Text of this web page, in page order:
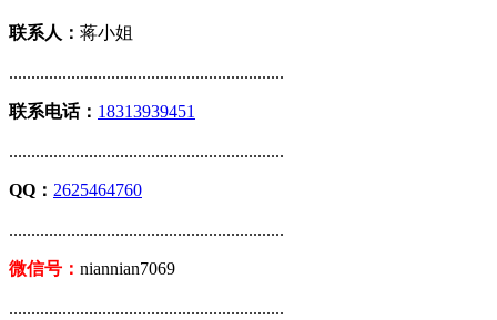
联系人： 蒋小姐
..............................................................
联系电话： 18313939451
..............................................................
QQ： 2625464760
..............................................................
微信号： niannian7069
..............................................................